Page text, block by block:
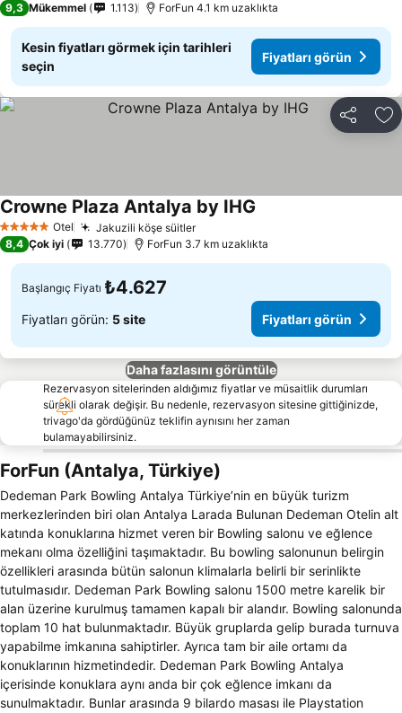
9,3 Mükemmel 1.113 ForFun 4.1 km uzaklıkta
Kesin fiyatları görmek için tarihleri
seçin
Fiyatları görün
Paylaş
5 Yıldız Otel Jakuzili köşe süitlerFiyatları görün
Crowne Plaza Antalya by IHG
8,4 Çok iyi 13.770 ForFun 3.7 km uzaklıkta
Başlangıç Fiyatı ₺4.627
Fiyatları görün: 5 site Fiyatları görün
Daha fazlasını görüntüle
Rezervasyon sitelerinden aldığımız fiyatlar ve müsaitlik durumları
sürekli olarak değişir. Bu nedenle, rezervasyon sitesine gittiğinizde,
trivago'da gördüğünüz teklifin aynısını her zaman
bulamayabilirsiniz.
ForFun (Antalya, Türkiye)
Dedeman Park Bowling Antalya Türkiye’nin en büyük turizm
merkezlerinden biri olan Antalya Larada Bulunan Dedeman Otelin alt
katında konuklarına hizmet veren bir Bowling salonu ve eğlence
mekanı olma özelliğini taşımaktadır. Bu bowling salonunun belirgin
özellikleri arasında bütün salonun klimalarla belirli bir serinlikte
tutulmasıdır. Dedeman Park Bowling salonu 1500 metre karelik bir
alan üzerine kurulmuş tamamen kapalı bir alandır. Bowling salonunda
toplam 10 hat bulunmaktadır. Büyük gruplarda gelip burada turnuva
yapabilme imkanına sahiptirler. Ayrıca tam bir aile ortamı da
konuklarının hizmetindedir. Dedeman Park Bowling Antalya
içerisinde konuklara aynı anda bir çok eğlence imkanı da
sunulmaktadır. Bunlar arasında 9 bilardo masası ile Playstation